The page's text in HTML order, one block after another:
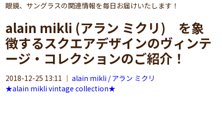
眼鏡、サングラスの関連情報を毎日お届けいたします！
alain mikli (アラン ミクリ) を象
徴するスクエアデザインのヴィンテ
ージ・コレクションのご紹介！
2018-12-25 13:11 ｜alain mikli / アラン ミクリ
★alain mikli vintage collection★